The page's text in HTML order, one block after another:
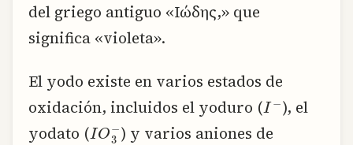
del griego antiguo «Ιώδης,» que
significa «violeta».
El yodo existe en varios estados de
oxidación, incluidos el yoduro (
I−
), el
yodato (
O −
) y varios aniones de